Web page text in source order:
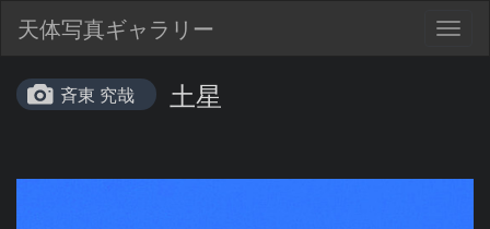
天体写真ギャラリー
斉東 究哉 土星